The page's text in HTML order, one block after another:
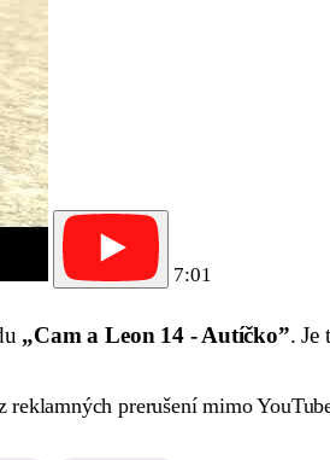
7:01
„Cam a Leon 14 - Autíčko”. Je
prerušení mimo